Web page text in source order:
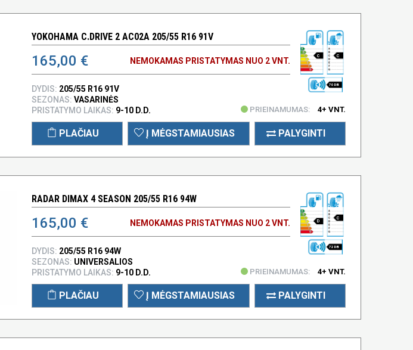
YOKOHAMA C.DRIVE 2 AC02A 205/55 R16 91V
165,00 € NEMOKAMAS PRISTATYMAS NUO 2 VNT.
C C
70 DB
DYDIS: 205/55 R16 91V
SEZONAS: VASARINĖS
PRISTATYMO LAIKAS: 9-10 D.D. PRIEINAMUMAS: 4+ VNT.
PLAČIAU Į MĖGSTAMIAUSIAS PALYGINTI
RADAR DIMAX 4 SEASON 205/55 R16 94W
165,00 € NEMOKAMAS PRISTATYMAS NUO 2 VNT. D
C
72 DB
DYDIS: 205/55 R16 94W
SEZONAS: UNIVERSALIOS
PRISTATYMO LAIKAS: 9-10 D.D. PRIEINAMUMAS: 4+ VNT.
PLAČIAU Į MĖGSTAMIAUSIAS PALYGINTI